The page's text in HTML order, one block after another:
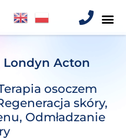
Acton
osoczem
skóry,
Odmładzanie